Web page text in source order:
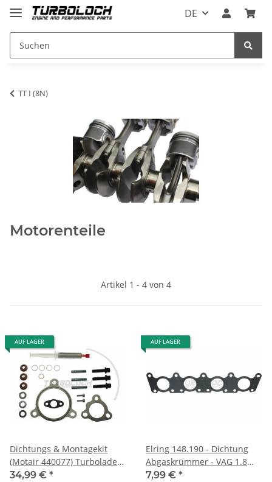
DE
TT I (8N)
Motorenteile
Artikel 1 - 4 von 4
AUF LAGER
Dichtungs & Montagekit
(Motair 440077) Turbolader -
Borg Warner K04-23 - Audi
34,99 € *
AUF LAGER
Elring 148.190 - Dichtung
Abgaskrümmer - VAG 1.8
1,8T 20V
7,99 € *